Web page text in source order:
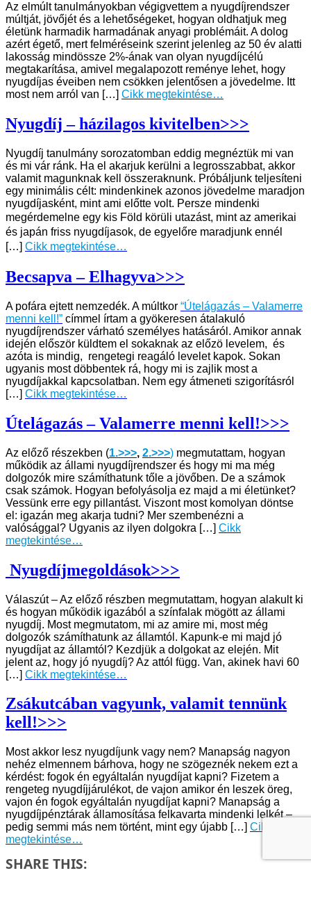
Az elmúlt tanulmányokban végigvettem a nyugdíjrendszer
múltját, jövőjét és a lehetőségeket, hogyan oldhatjuk meg
életünk harmadik harmadának anyagi problémáit. A dolog
azért égető, mert felméréseink szerint jelenleg az 50 év alatti
lakosság mindössze 2%-ának van olyan nyugdíjcélú
megtakarítása, amivel megalapozott reménye lehet, hogy
nyugdíjas éveiben nem csökken jelentősen a jövedelme. Itt
most nem arról van […] Cikk megtekintése…
Nyugdíj – házilagos kivitelben>>>
Nyugdíj tanulmány sorozatomban eddig megnéztük mi van
és mi vár ránk. Ha el akarjuk kerülni a legrosszabbat, akkor
valamit magunknak kell összeraknunk. Próbáljunk teljesíteni
egy minimális célt: mindenkinek azonos jövedelme maradjon
nyugdíjasként, mint ami előtte volt. Persze mindenki
megérdemelne egy kis Föld körüli utazást, mint az amerikai
és japán friss nyugdíjasok, de egyelőre maradjunk ennél
[…] Cikk megtekintése…
Becsapva – Elhagyva>>>
A pofára ejtett nemzedék. A múltkor “Útelágazás – Valamerre
menni kell!” címmel írtam a gyökeresen átalakuló
nyugdíjrendszer várható személyes hatásáról. Amikor annak
idején először küldtem el sokaknak az előzö levelem, és
azóta is mindig, rengetegi reagáló levelet kapok. Sokan
ugyanis most döbbentek rá, hogy mi is zajlik most a
nyugdíjakkal kapcsolatban. Nem egy átmeneti szigorításról
[…] Cikk megtekintése…
Útelágazás – Valamerre menni kell!>>>
Az előző részekben (1.>>>, 2.>>>) megmutattam, hogyan
működik az állami nyugdíjrendszer és hogy mi ma még
dolgozók mire számíthatunk tőle a jövőben. De a számok
csak számok. Hogyan befolyásolja ez majd a mi életünket?
Vessünk erre egy pillantást. Viszont most komolyan döntse
el: igazán meg akarja tudni? Mer szembenézni a
valósággal? Ugyanis az ilyen dolgokra […] Cikk
megtekintése…
Nyugdíjmegoldások>>>
Válaszút – Az előző részben megmutattam, hogyan alakult ki
és hogyan működik igazából a színfalak mögött az állami
nyugdíj. Most megmutatom, mi az amire mi, most még
dolgozók számíthatunk az államtól. Kapunk-e mi majd jó
nyugdíjat az államtól? Kezdjük a dolgokat az elején. Mit
jelent az, hogy jó nyugdíj? Az attól függ. Van, akinek havi 60
[…] Cikk megtekintése…
Zsákutcában vagyunk, valamit tennünk
kell!>>>
Most akkor lesz nyugdíjunk vagy nem? Manapság nagyon
nehéz elmennem bárhova, hogy ne szögeznék nekem ezt a
kérdést: fogok én egyáltalán nyugdíjat kapni? Fizetem a
rengeteg nyugdíjjárulékot, de vajon amikor én leszek öreg,
vajon én fogok egyáltalán nyugdíjat kapni? Manapság a
nyugdíjpénztárak államosítása felkavarta mindenki lelkét –
pedig semmi más nem történt, mint egy újabb […] Cikk
megtekintése…
SHARE THIS: